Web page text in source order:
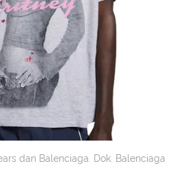
dan Balenciaga. Dok. Balenciaga